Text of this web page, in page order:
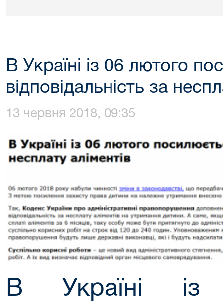
В Україні із 06 лютого
відповідальність за
13 червня 2018, 09:35
В Україні